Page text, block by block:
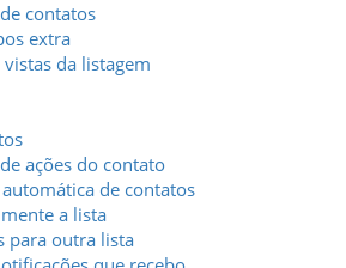
contatos
extra
da listagem
ações do contato
de contatos
a lista
para outra lista